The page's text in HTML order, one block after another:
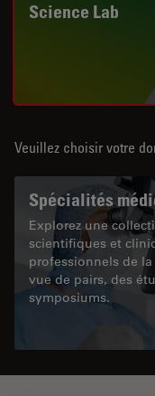
Science Lab
Veuillez choisir votre
Spécialités
Explorez une
scientifiques et
professionnels de
vue de pairs, des
symposiums.